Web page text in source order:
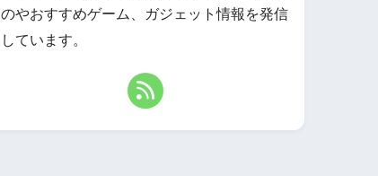
のやおすすめゲーム、ガジェット情報を発信
しています。